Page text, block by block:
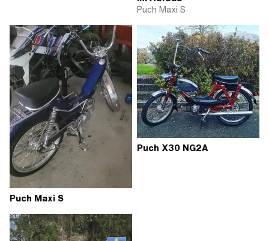
Puch Maxi S
Puch Maxi S
Puch X30 NG2A